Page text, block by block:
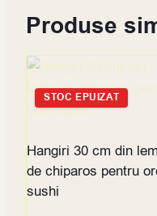
Produse
STOC EPUIZAT
Hangiri 30 cm din
de chiparos pentru
sushi